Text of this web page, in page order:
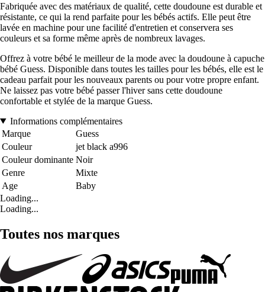
Fabriquée avec des matériaux de qualité, cette doudoune est durable et
résistante, ce qui la rend parfaite pour les bébés actifs. Elle peut être
lavée en machine pour une facilité d'entretien et conservera ses
couleurs et sa forme même après de nombreux lavages.
Offrez à votre bébé le meilleur de la mode avec la doudoune à capuche
bébé Guess. Disponible dans toutes les tailles pour les bébés, elle est le
cadeau parfait pour les nouveaux parents ou pour votre propre enfant.
Ne laissez pas votre bébé passer l'hiver sans cette doudoune
confortable et stylée de la marque Guess.
Informations complémentaires
Marque
Guess
Couleur
jet black a996
Couleur dominante Noir
Genre
Mixte
Age
Baby
Loading...
Loading...
Toutes nos marques